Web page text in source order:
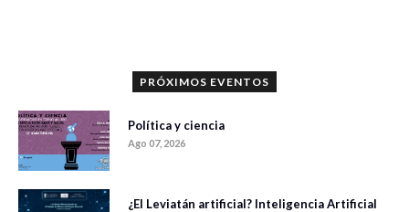
PRÓXIMOS EVENTOS
Política y ciencia
Ago 07, 2026
¿El Leviatán artificial? Inteligencia Artificial